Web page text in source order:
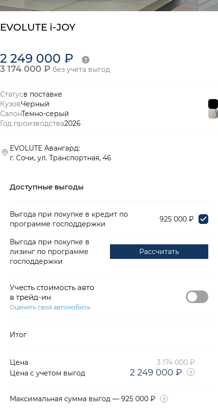
EVOLUTE i-JOY
2 249 000 ₽
3 174 000 ₽ без учёта выгод
Статусв поставке
КузовЧерный
СалонТемно-серый
Год производства2026
EVOLUTE Авангард:
г. Сочи, ул. Транспортная, 46
Доступные выгоды
Выгода при покупке в кредит по
программе господдержки
925 000 ₽
Выгода при покупке в
лизинг по программе
господдержки
Рассчитать
Учесть стоимость авто
в трейд-ин
Оценить свой автомобиль
Итог
Цена
3 174 000 ₽
Цена с учетом выгод
2 249 000 ₽
Максимальная сумма выгод — 925 000 ₽